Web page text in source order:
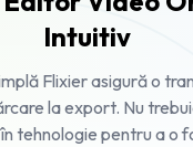
Intuitiv
Flixier asigură o
la export. Nu
tehnologie pentru a o